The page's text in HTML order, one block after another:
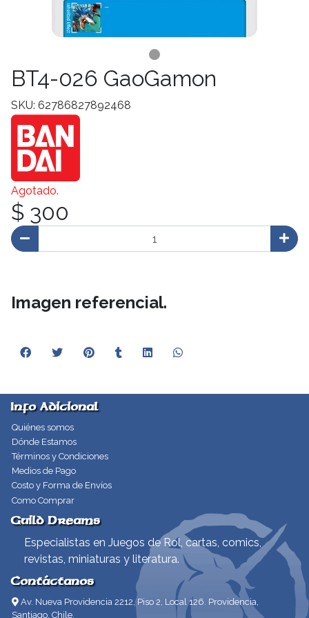
BT4-026 GaoGamon
SKU: 62786827892468
Agotado.
$ 300
Imagen referencial.
Info Adicional
Quiénes somos
Dónde Estamos
Términos y Condiciones
Medios de Pago
Costo y Forma de Envíos
Como Comprar
Guild Dreams
Especialistas en Juegos de Rol, cartas, comics,
revistas, miniaturas y literatura.
Contáctanos
Av. Nueva Providencia 2212, Piso 2, Local 126. Providencia,
Santiago, Chile.